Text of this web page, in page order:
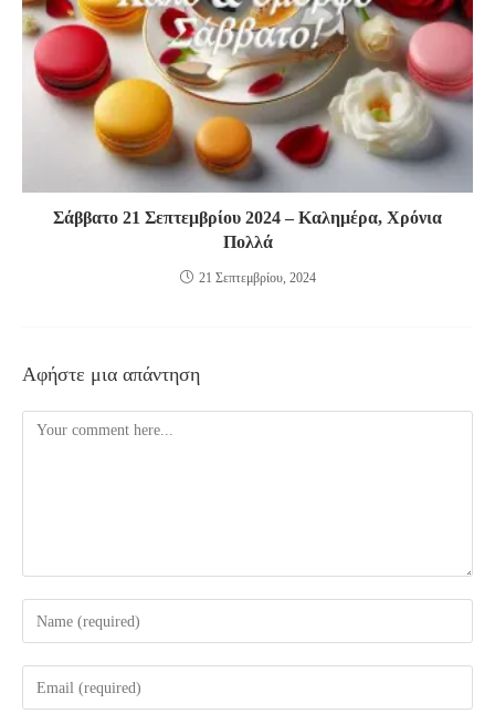
Σάββατο 21 Σεπτεμβρίου 2024 – Καλημέρα, Χρόνια
Πολλά
21 Σεπτεμβρίου, 2024
Αφήστε μια απάντηση
Comment
Enter
your
name
Enter
your